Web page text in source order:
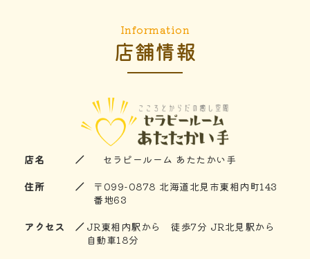
Information
店舗情報
店名 ／
セラピールーム あたたかい手
住所 ／
〒099-0878 北海道北見市東相内町143
番地63
アクセス ／ JR東相内駅から 徒歩7分 JR北見駅から
自動車18分